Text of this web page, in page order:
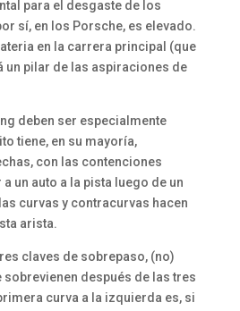
para el desgaste de los
sí, en los Porsche, es elevado.
en la carrera principal (que
un pilar de las aspiraciones de
deben ser especialmente
tiene, en su mayoría,
con las contenciones
un auto a la pista luego de un
curvas y contracurvas hacen
arista.
claves de sobrepaso, (no)
después de las tres
curva a la izquierda es, si